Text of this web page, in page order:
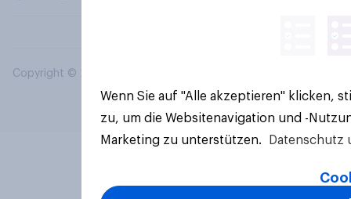
Copyright © 2026 YouGov PLC. Alle Rechte vorbehalten.
Wenn Sie auf "Alle akzeptieren" klicken,
zu, um die Websitenavigation und -
Marketing zu unterstützen.
Datenschutz